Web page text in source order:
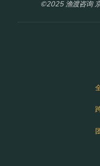
©2025 渔渡咨询